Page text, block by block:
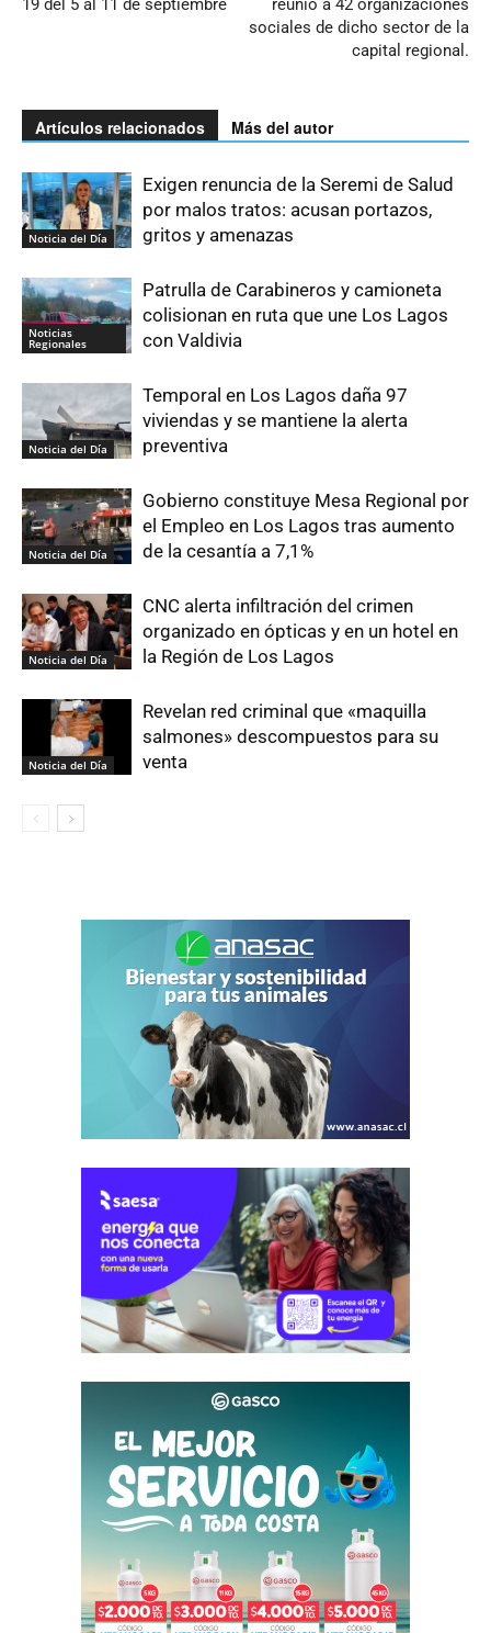
19 del 5 al 11 de septiembre
reunió a 42 organizaciones
sociales de dicho sector de la
capital regional.
Artículos relacionados Más del autor
Noticia del Día
Exigen renuncia de la Seremi de Salud
por malos tratos: acusan portazos,
gritos y amenazas
Noticias
Regionales
Patrulla de Carabineros y camioneta
colisionan en ruta que une Los Lagos
con Valdivia
Noticia del Día
Temporal en Los Lagos daña 97
viviendas y se mantiene la alerta
preventiva
Noticia del Día
Gobierno constituye Mesa Regional por
el Empleo en Los Lagos tras aumento
de la cesantía a 7,1%
Noticia del Día
CNC alerta infiltración del crimen
organizado en ópticas y en un hotel en
la Región de Los Lagos
Noticia del Día
Revelan red criminal que «maquilla
salmones» descompuestos para su
venta